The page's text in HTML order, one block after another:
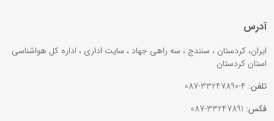
آدرس
ایران، کردستان ، سنندج ، سه راهی جهاد ، سایت اداری ، اداره کل هواشناسی
استان کردستان
تلفن:
فکس: